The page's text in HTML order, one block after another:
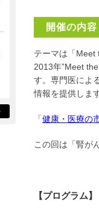
開催の内容
テーマは「Meet
2013年”Meet
す。専門医によ
情報を提供しま
「健康・医療の
この回は「腎が
【プログラム】